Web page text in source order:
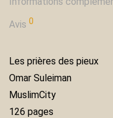
Avis 0
Les prières des pieux
Omar Suleiman
MuslimCity
126 pages